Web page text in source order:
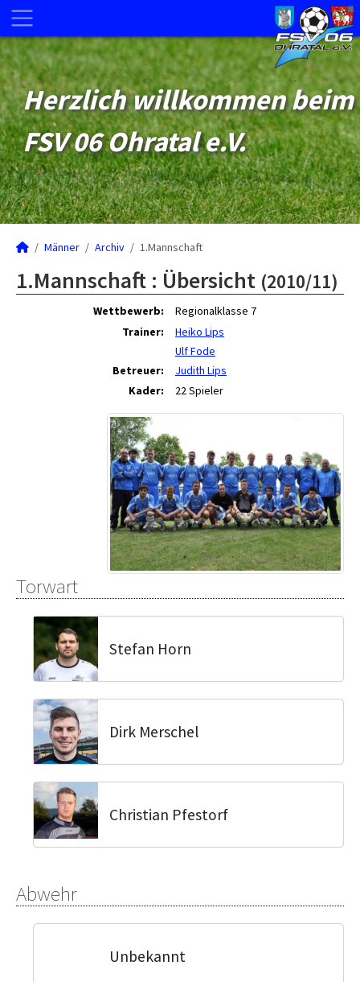
Herzlich willkommen beim
FSV 06 Ohratal e.V.
Männer Archiv 1.Mannschaft
1.Mannschaft : Übersicht (2010/11)
Wettbewerb:
Regionalklasse 7
Trainer:
Heiko Lips
Ulf Fode
Betreuer:
Judith Lips
Kader:
22 Spieler
Torwart
Stefan Horn
Dirk Merschel
Christian Pfestorf
Abwehr
Unbekannt